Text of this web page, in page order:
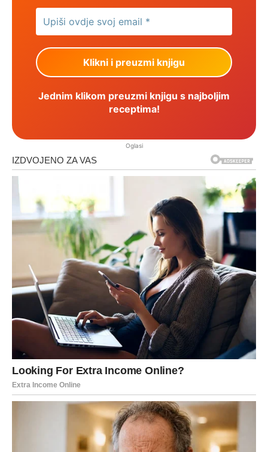
Jednim klikom preuzmi knjigu s najboljim
receptima!
Oglasi